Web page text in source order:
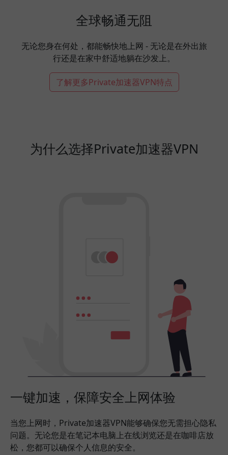
全球畅通无阻
无论您身在何处，都能畅快地上网 - 无论是在外出旅
行还是在家中舒适地躺在沙发上。
了解更多Private加速器VPN特点
为什么选择Private加速器VPN
一键加速，保障安全上网体验
当您上网时，Private加速器VPN能够确保您无需担心隐私
问题。无论您是在笔记本电脑上在线浏览还是在咖啡店放
松，您都可以确保个人信息的安全。